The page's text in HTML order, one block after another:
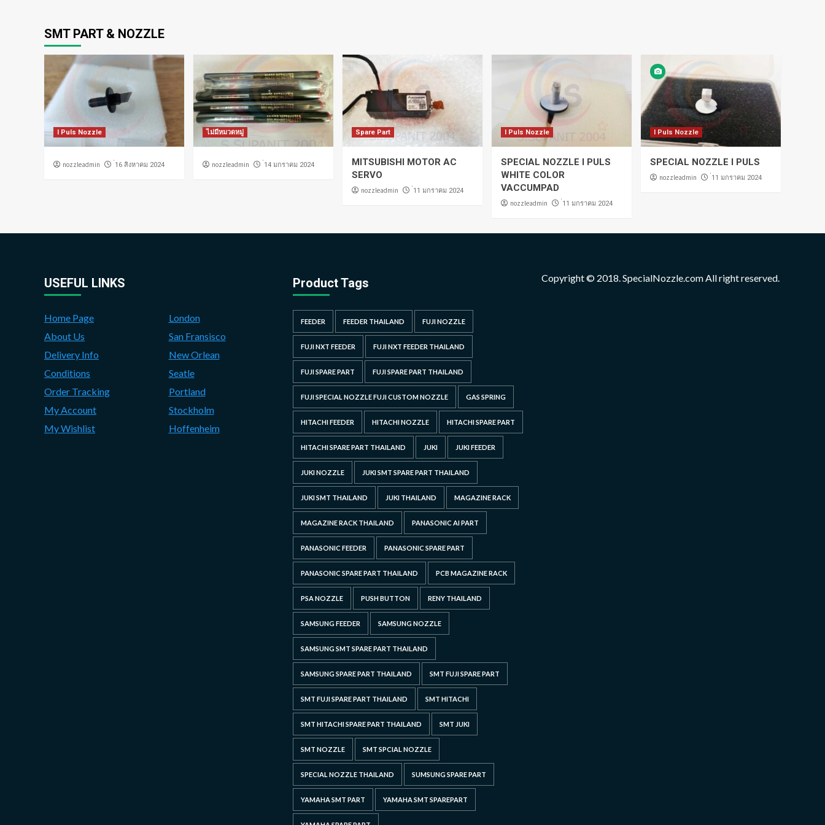
SMT PART & NOZZLE
I Puls Nozzle
nozzleadmin ่16 สิงหาคม 2024
ไม่มีหมวดหมู่
nozzleadmin ่14 มกราคม 2024
Spare Part
MITSUBISHI MOTOR AC
SERVO
nozzleadmin ่11 มกราคม 2024
I Puls Nozzle
SPECIAL NOZZLE I PULS
WHITE COLOR
VACCUMPAD
nozzleadmin ่11 มกราคม 2024
I Puls Nozzle
SPECIAL NOZZLE I PULS
nozzleadmin ่11 มกราคม 2024
USEFUL LINKS
Home Page
About Us
Delivery Info
Conditions
Order Tracking
My Account
My Wishlist
London
San Fransisco
New Orlean
Seatle
Portland
Stockholm
Hoffenheim
Product Tags
FEEDER FEEDER THAILAND FUJI NOZZLE
FUJI NXT FEEDER FUJI NXT FEEDER THAILAND
FUJI SPARE PART FUJI SPARE PART THAILAND
FUJI SPECIAL NOZZLE FUJI CUSTOM NOZZLE GAS SPRING
HITACHI FEEDER HITACHI NOZZLE HITACHI SPARE PART
HITACHI SPARE PART THAILAND JUKI JUKI FEEDER
JUKI NOZZLE JUKI SMT SPARE PART THAILAND
JUKI SMT THAILAND JUKI THAILAND MAGAZINE RACK
MAGAZINE RACK THAILAND PANASONIC AI PART
PANASONIC FEEDER PANASONIC SPARE PART
PANASONIC SPARE PART THAILAND PCB MAGAZINE RACK
PSA NOZZLE PUSH BUTTON RENY THAILAND
SAMSUNG FEEDER SAMSUNG NOZZLE
SAMSUNG SMT SPARE PART THAILAND
SAMSUNG SPARE PART THAILAND SMT FUJI SPARE PART
SMT FUJI SPARE PART THAILAND SMT HITACHI
SMT HITACHI SPARE PART THAILAND SMT JUKI
SMT NOZZLE SMT SPCIAL NOZZLE
SPECIAL NOZZLE THAILAND SUMSUNG SPARE PART
YAMAHA SMT PART YAMAHA SMT SPAREPART
Copyright © 2018. SpecialNozzle.com All right reserved.